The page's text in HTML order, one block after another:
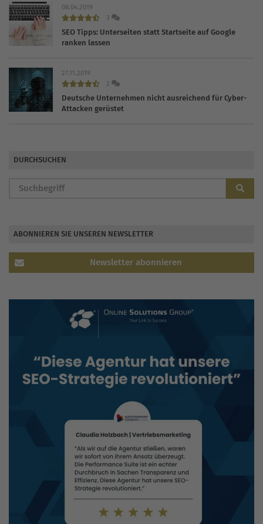
08.04.2019
3
SEO Tipps: Unterseiten statt Startseite auf Google
ranken lassen
27.11.2019
2
Deutsche Unternehmen nicht ausreichend für Cyber-
Attacken gerüstet
DURCHSUCHEN
ABONNIEREN SIE UNSEREN NEWSLETTER
Newsletter abonnieren